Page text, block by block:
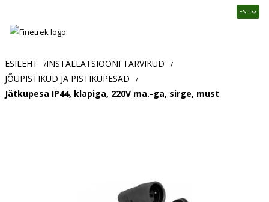
Usaldusväärne
ja
tööstusautomaatika
pood
EST
ESILEHT /INSTALLATSIOONI TARVIKUD /
JÕUPISTIKUD JA PISTIKUPESAD /
Jätkupesa IP44, klapiga, 220V ma.-ga, sirge, must